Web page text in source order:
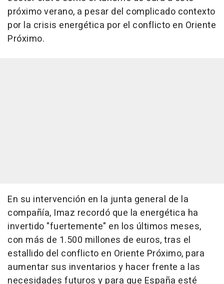
próximo verano, a pesar del complicado contexto
por la crisis energética por el conflicto en Oriente
Próximo.
En su intervención en la junta general de la
compañía, Imaz recordó que la energética ha
invertido "fuertemente" en los últimos meses,
con más de 1.500 millones de euros, tras el
estallido del conflicto en Oriente Próximo, para
aumentar sus inventarios y hacer frente a las
necesidades futuros y para que España esté